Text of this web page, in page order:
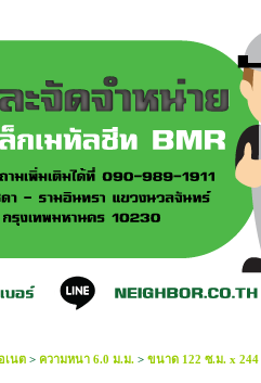
เนต > ความหนา 6.0 ม.ม. > ขนาด 122 ซ.ม. x